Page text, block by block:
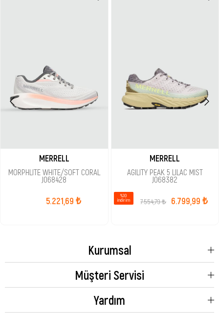
MERRELL
MORPHLITE WHITE/SOFT CORAL
J068428
5.221,69 ₺
MERRELL
AGILITY PEAK 5 LILAC MIST
J068382
6.799,99 ₺
7.554,79 ₺
%10
i̇ndirim
Kurumsal
Müşteri Servisi
Yardım